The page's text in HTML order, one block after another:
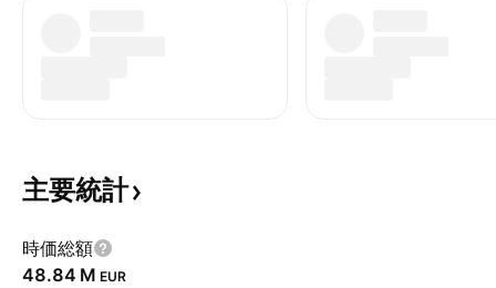
主要統計
時価総額
‪48.84 M‬ EUR